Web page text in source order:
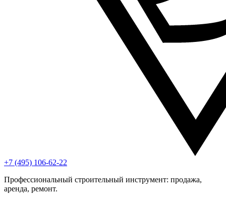
+7 (495) 106-62-22
Профессиональный строительный инструмент: продажа,
аренда, ремонт.